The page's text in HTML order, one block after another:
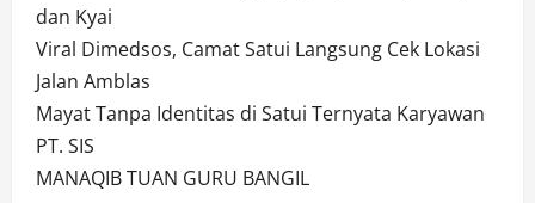
dan Kyai
Viral Dimedsos, Camat Satui Langsung Cek Lokasi
Jalan Amblas
Mayat Tanpa Identitas di Satui Ternyata Karyawan
PT. SIS
MANAQIB TUAN GURU BANGIL